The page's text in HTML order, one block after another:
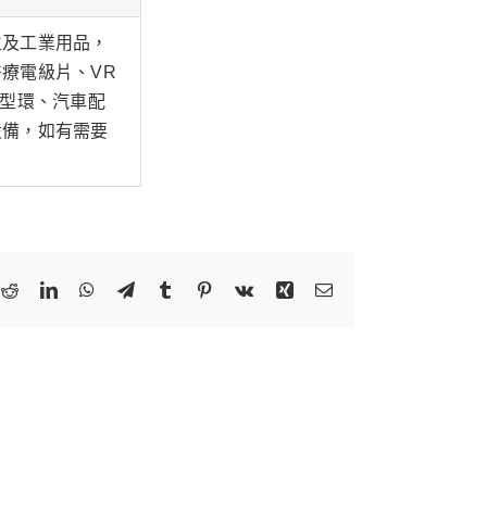
工業用品，
電級片、VR
環、汽車配
，如有需要
RedditLinkedInWhatsApp
TelegramTumblr Pinterest
Vk Xing Email: